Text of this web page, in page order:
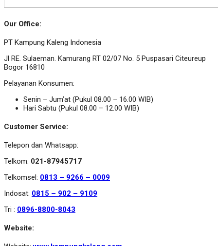
Our Office:
PT Kampung Kaleng Indonesia
Jl RE. Sulaeman. Kamurang RT 02/07 No. 5 Puspasari Citeureup
Bogor 16810
Pelayanan Konsumen:
Senin – Jum’at (Pukul 08.00 – 16.00 WIB)
Hari Sabtu (Pukul 08.00 – 12.00 WIB)
Customer Service:
Telepon dan Whatsapp:
Telkom: 021-87945717
Telkomsel: 0813 – 9266 – 0009
Indosat: 0815 – 902 – 9109
Tri : 0896-8800-8043
Website: